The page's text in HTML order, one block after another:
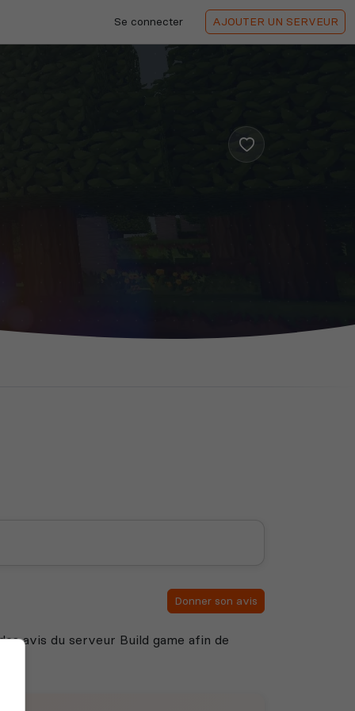
Se connecter AJOUTER UN SERVEUR
Donner son avis
avis du serveur Build game afin de